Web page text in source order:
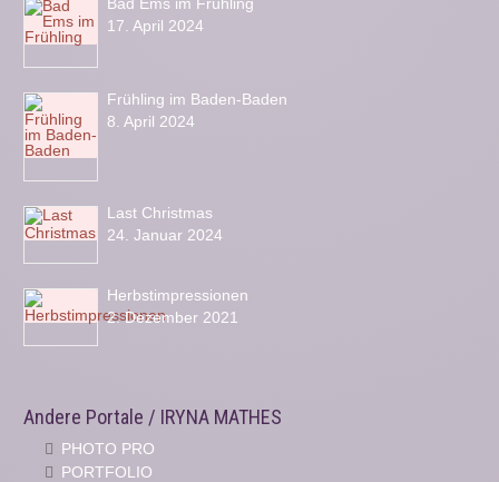
17. April 2024
Frühling im Baden-Baden
8. April 2024
Last Christmas
24. Januar 2024
Herbstimpressionen
2. Dezember 2021
Andere Portale / IRYNA MATHES
PHOTO PRO
PORTFOLIO